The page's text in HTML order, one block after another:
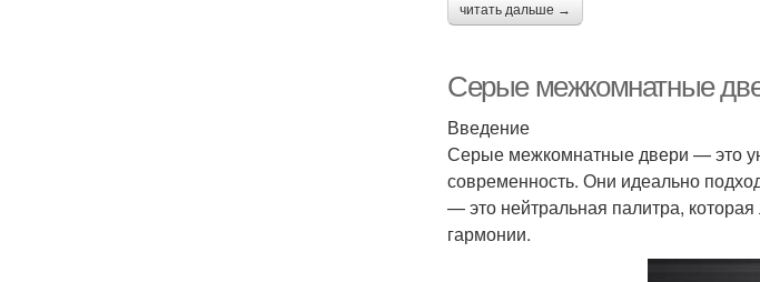
читать дальше →
Серые межкомнатные
Введение
Серые межкомнатные двери — это
современность. Они идеально
— это нейтральная палитра,
гармонии.